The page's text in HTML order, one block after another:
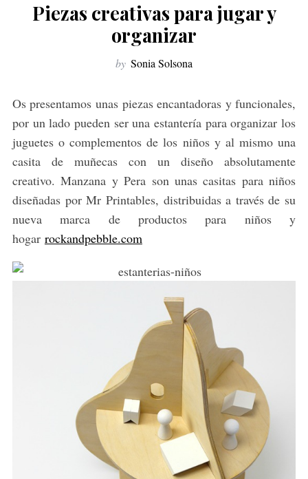
Piezas creativas para jugar y
organizar
by Sonia Solsona
Os presentamos unas piezas encantadoras y funcionales,
por un lado pueden ser una estantería para organizar los
juguetes o complementos de los niños y al mismo una
casita de muñecas con un diseño absolutamente
creativo. Manzana y Pera son unas casitas para niños
diseñadas por Mr Printables, distribuidas a través de su
nueva marca de productos para niños y
hogar rockandpebble.com